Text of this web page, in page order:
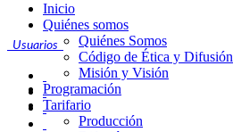
Usuarios
Inicio
Quiénes somos
Quiénes Somos
Código de Ética y Difusión
Misión y Visión
Programación
Tarifario
Producción